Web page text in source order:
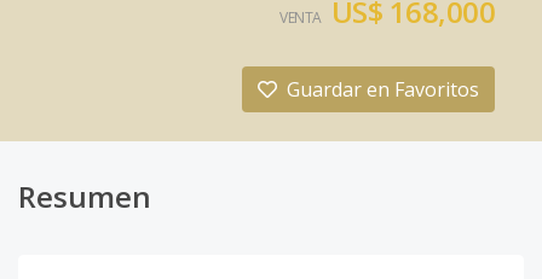
VENTA US$ 168,000
Guardar en Favoritos
Resumen